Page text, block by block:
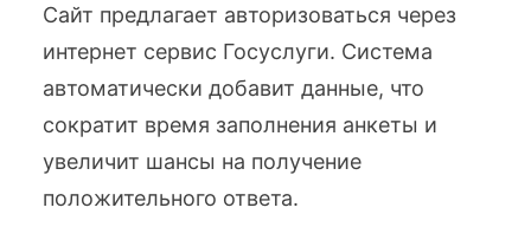
Сайт предлагает авторизоваться через
интернет сервис Госуслуги. Система
автоматически добавит данные, что
сократит время заполнения анкеты и
увеличит шансы на получение
положительного ответа.